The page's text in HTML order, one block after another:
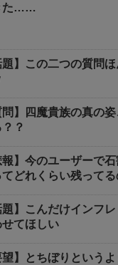
た……
題】この二つの質問
問】四魔貴族の真の
？
報】今のユーザーで
どれくらい残ってる
題】こんだけインフ
てほしい
望】とちぼりという